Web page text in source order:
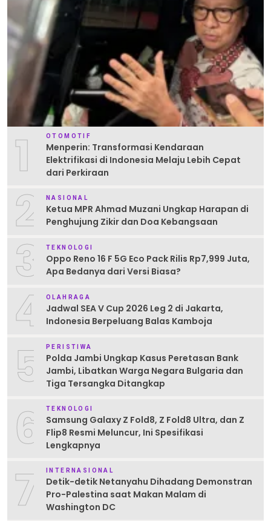
1 OTOMOTIF
Menperin: Transformasi Kendaraan
Elektrifikasi di Indonesia Melaju Lebih Cepat
dari Perkiraan
2 NASIONAL
Ketua MPR Ahmad Muzani Ungkap Harapan di
Penghujung Zikir dan Doa Kebangsaan
3 TEKNOLOGI
Oppo Reno 16 F 5G Eco Pack Rilis Rp7,999 Juta,
Apa Bedanya dari Versi Biasa?
4 OLAHRAGA
Jadwal SEA V Cup 2026 Leg 2 di Jakarta,
Indonesia Berpeluang Balas Kamboja
5 PERISTIWA
Polda Jambi Ungkap Kasus Peretasan Bank
Jambi, Libatkan Warga Negara Bulgaria dan
Tiga Tersangka Ditangkap
6 TEKNOLOGI
Samsung Galaxy Z Fold8, Z Fold8 Ultra, dan Z
Flip8 Resmi Meluncur, Ini Spesifikasi
Lengkapnya
7 INTERNASIONAL
Detik-detik Netanyahu Dihadang Demonstran
Pro-Palestina saat Makan Malam di
Washington DC